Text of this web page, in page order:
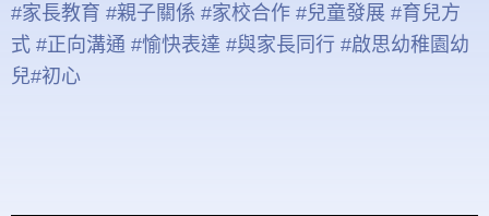
#家長教育 #親子關係 #家校合作 #兒童發展 #育兒方
式 #正向溝通 #愉快表達 #與家長同行 #啟思幼稚園幼
兒#初心